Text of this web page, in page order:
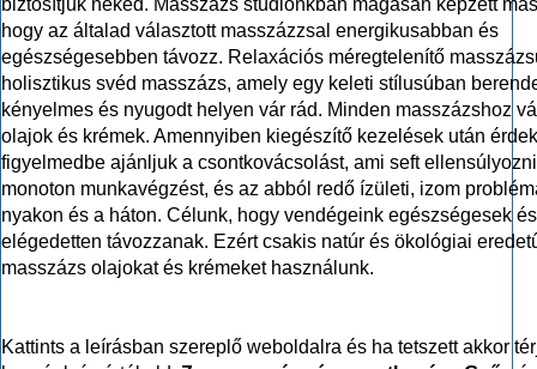
biztosítjuk neked. Masszázs stúdiónkban magasan képzett
hogy az általad választott masszázzsal energikusabban és
egészségesebben távozz. Relaxációs méregtelenítő
holisztikus svéd masszázs, amely egy keleti stílusúban
kényelmes és nyugodt helyen vár rád. Minden masszázshoz
olajok és krémek. Amennyiben kiegészítő kezelések után
figyelmedbe ajánljuk a csontkovácsolást, ami seft
monoton munkavégzést, és az abból redő ízületi, izom
nyakon és a háton. Célunk, hogy vendégeink egészségesek és
elégedetten távozzanak. Ezért csakis natúr és ökológiai
masszázs olajokat és krémeket használunk.
Kattints a leírásban szereplő weboldalra és ha tetszett akkor